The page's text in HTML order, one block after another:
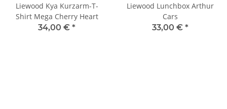
Liewood Kya Kurzarm-T-
Shirt Mega Cherry Heart
34,00 € *
Liewood Lunchbox Arthur
Cars
33,00 € *